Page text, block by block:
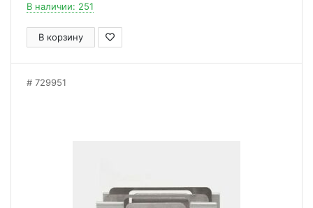
В наличии: 251
В корзину
729951